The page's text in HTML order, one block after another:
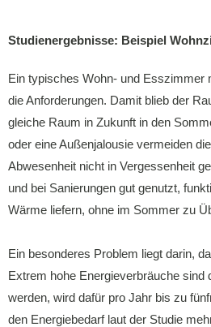
Studienergebnisse: Beispiel
Ein typisches Wohn- und Esszimmer
die Anforderungen. Damit blieb der
gleiche Raum in Zukunft in den
oder eine Außenjalousie vermeiden
Abwesenheit nicht in Vergessenheit
und bei Sanierungen gut genutzt,
Wärme liefern, ohne im Sommer zu
Ein besonderes Problem liegt darin,
Extrem hohe Energieverbräuche sind
werden, wird dafür pro Jahr bis zu
den Energiebedarf laut der Studie